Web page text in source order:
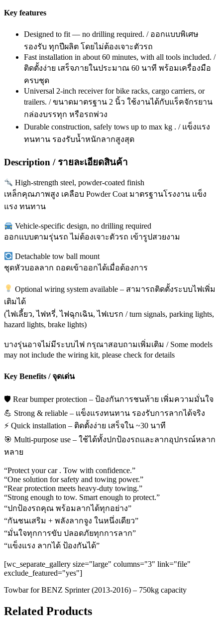
Key features
Designed to fit — no drilling required. / ออกแบบพิเศษ
รองรับ ทุกปีผลิต โดยไม่ต้องเจาะตัวรถ
Fast installation in about 60 minutes, with all tools included. /
ติดตั้งง่าย เสร็จภายในประมาณ 60 นาที พร้อมเครื่องมือ
ครบชุด
Universal 2-inch receiver for bike racks, cargo carriers, or
trailers. / ขนาดมาตรฐาน 2 นิ้ว ใช้งานได้กับแร็คจักรยาน
กล่องบรรทุก หรือรถพ่วง
Durable construction, safely tows up to max kg . / แข็งแรง
ทนทาน รองรับน้ำหนักลากสูงสุด
Description / รายละเอียดสินค้า
High-strength steel, powder-coated finish
เหล็กคุณภาพสูง เคลือบ Powder Coat มาตรฐานโรงงาน แข็ง
แรง ทนทาน
Vehicle-specific design, no drilling required
ออกแบบตามรุ่นรถ ไม่ต้องเจาะตัวรถ เข้ารูปสวยงาม
Detachable tow ball mount
ชุดหัวบอลลาก ถอดเข้าออกได้เมื่อต้องการ
Optional wiring system available – สามารถติดตั้งระบบไฟเพิ่ม
เติมได้
(ไฟเลี้ยว, ไฟหรี่, ไฟฉุกเฉิน, ไฟเบรก / turn signals, parking lights,
hazard lights, brake lights)
บางรุ่นอาจไม่มีระบบไฟ กรุณาสอบถามเพิ่มเติม / Some models
may not include the wiring kit, please check for details
Key Benefits / จุดเด่น
🛡️ Rear bumper protection – ป้องกันการชนท้าย เพิ่มความมั่นใจ
💪 Strong & reliable – แข็งแรงทนทาน รองรับการลากได้จริง
⚡ Quick installation – ติดตั้งง่าย เสร็จใน ~30 นาที
🎯 Multi-purpose use – ใช้ได้ทั้งปกป้องรถและลากอุปกรณ์หลาก
หลาย
“Protect your car . Tow with confidence.”
“One solution for safety and towing power.”
“Rear protection meets heavy-duty towing.”
“Strong enough to tow. Smart enough to protect.”
“ปกป้องรถคุณ พร้อมลากได้ทุกอย่าง”
“กันชนเสริม + พลังลากจูง ในหนึ่งเดียว”
“มั่นใจทุกการขับ ปลอดภัยทุกการลาก”
“แข็งแรง ลากได้ ป้องกันได้”
[wc_separate_gallery size="large" columns="3" link="file"
exclude_featured="yes"]
Towbar for BENZ Sprinter (2013-2016) – 750kg capacity
Related Products